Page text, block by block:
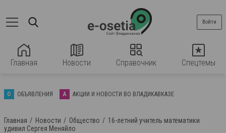
Главная Новости Справочник Спецтемы
Войти
О ОБЪЯВЛЕНИЯ А АКЦИИ И НОВОСТИ ВО ВЛАДИКАВКАЗЕ
Главная Новости Общество
16-летний учитель математики
удивил Сергея Меняйло